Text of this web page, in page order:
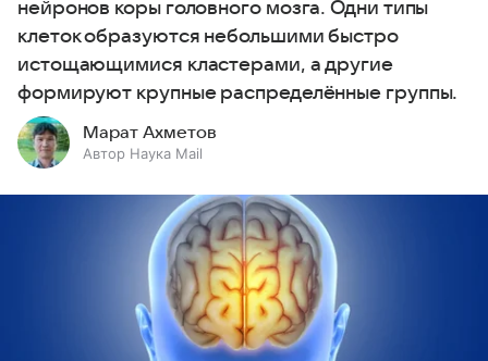
нейронов коры головного мозга. Одни типы
клеток образуются небольшими быстро
истощающимися кластерами, а другие
формируют крупные распределённые группы.
Марат Ахметов
Автор Наука Mail